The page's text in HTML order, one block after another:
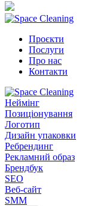
Проєкти
Послуги
Про нас
Контакти
Неймінг
Позиціонування
Логотип
Дизайн упаковки
Ребрендинг
Рекламний образ
Брендбук
SEO
Веб-сайт
SMM